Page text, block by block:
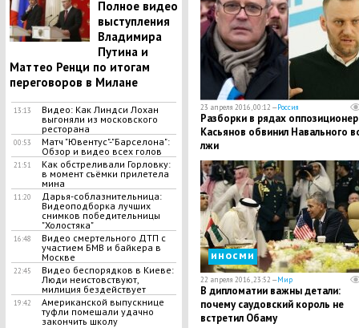
Полное видео
выступления
Владимира
Путина и
Маттео Ренци по итогам
переговоров в Милане
13:13
Видео: Как Линдси Лохан
выгоняли из московского
ресторана
00:53
Матч "Ювентус"-"Барселона":
Обзор и видео всех голов
21:51
Как обстреливали Горловку:
в момент съёмки прилетела
мина
11:20
Дарья-соблазнительница:
Видеоподборка лучших
снимков победительницы
"Холостяка"
16:48
Видео смертельного ДТП с
участием БМВ и байкера в
Москве
22:45
Видео беспорядков в Киеве:
Люди неистовствуют,
милиция бездействует
19:42
Американской выпускнице
туфли помешали удачно
закончить школу
23 апреля 2016, 00:12 —Россия
Разборки в рядах
Касьянов обвинил Навального
лжи
иносми
22 апреля 2016, 23:52 —Мир
В дипломатии важны детали:
почему саудовский король не
встретил Обаму